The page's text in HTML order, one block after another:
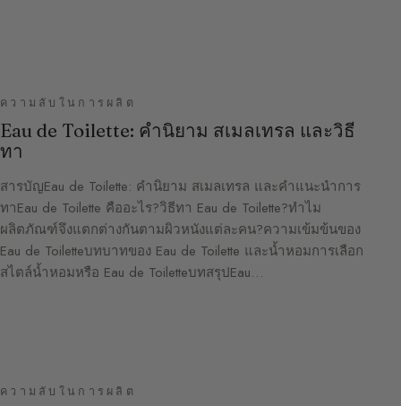
ความลับในการผลิต
Eau de Toilette: คำนิยาม สเมลเทรล และวิธี
ทา
สารบัญEau de Toilette: คำนิยาม สเมลเทรล และคำแนะนำการ
ทาEau de Toilette คืออะไร?วิธีทา Eau de Toilette?ทำไม
ผลิตภัณฑ์จึงแตกต่างกันตามผิวหนังแต่ละคน?ความเข้มข้นของ
Eau de Toiletteบทบาทของ Eau de Toilette และน้ำหอมการเลือก
สไตล์น้ำหอมหรือ Eau de ToiletteบทสรุปEau…
ความลับในการผลิต